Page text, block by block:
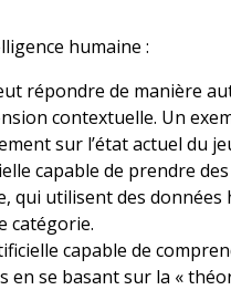
humaine :
répondre de manière
contextuelle. Un
sur l’état actuel du
capable de prendre
qui utilisent des
catégorie.
capable de
se basant sur la «